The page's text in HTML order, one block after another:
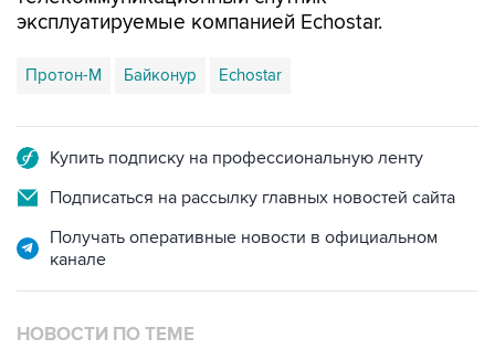
Протон-М Байконур Echostar
Подписаться на рассылку главных новостей сайта
Получать оперативные новости в официальном
НОВОСТИ ПО ТЕМЕ
19 января 2016 года 13:55